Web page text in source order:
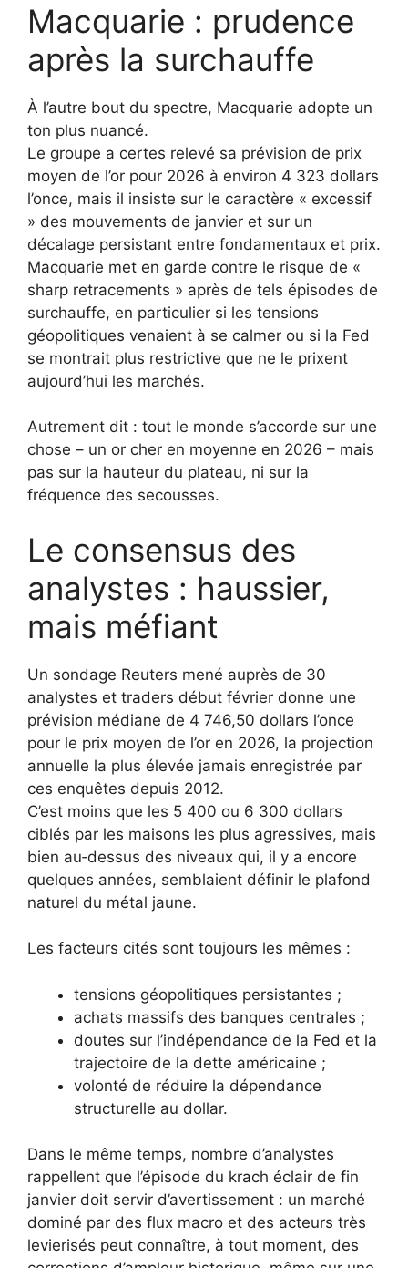
Macquarie : prudence
après la surchauffe
À l’autre bout du spectre, Macquarie adopte un
ton plus nuancé.
Le groupe a certes relevé sa prévision de prix
moyen de l’or pour 2026 à environ 4 323 dollars
l’once, mais il insiste sur le caractère « excessif
» des mouvements de janvier et sur un
décalage persistant entre fondamentaux et prix.
Macquarie met en garde contre le risque de «
sharp retracements » après de tels épisodes de
surchauffe, en particulier si les tensions
géopolitiques venaient à se calmer ou si la Fed
se montrait plus restrictive que ne le prixent
aujourd’hui les marchés.
Autrement dit : tout le monde s’accorde sur une
chose – un or cher en moyenne en 2026 – mais
pas sur la hauteur du plateau, ni sur la
fréquence des secousses.
Le consensus des
analystes : haussier,
mais méfiant
Un sondage Reuters mené auprès de 30
analystes et traders début février donne une
prévision médiane de 4 746,50 dollars l’once
pour le prix moyen de l’or en 2026, la projection
annuelle la plus élevée jamais enregistrée par
ces enquêtes depuis 2012.
C’est moins que les 5 400 ou 6 300 dollars
ciblés par les maisons les plus agressives, mais
bien au‑dessus des niveaux qui, il y a encore
quelques années, semblaient définir le plafond
naturel du métal jaune.
Les facteurs cités sont toujours les mêmes :
tensions géopolitiques persistantes ;
achats massifs des banques centrales ;
doutes sur l’indépendance de la Fed et la
trajectoire de la dette américaine ;
volonté de réduire la dépendance
structurelle au dollar.
Dans le même temps, nombre d’analystes
rappellent que l’épisode du krach éclair de fin
janvier doit servir d’avertissement : un marché
dominé par des flux macro et des acteurs très
levierisés peut connaître, à tout moment, des